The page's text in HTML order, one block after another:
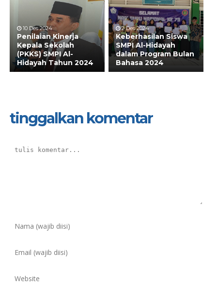
10 Des 2024
Penilaian Kinerja
Kepala Sekolah
(PKKS) SMPI Al-
Hidayah Tahun 2024
2 Des 2024
Keberhasilan Siswa
SMPI Al-Hidayah
dalam Program Bulan
Bahasa 2024
tinggalkan komentar